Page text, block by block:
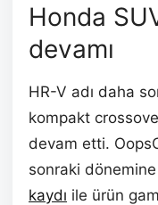
Honda
devamı
HR-V adı daha
kompakt
devam etti.
sonraki
kaydı ile ürün